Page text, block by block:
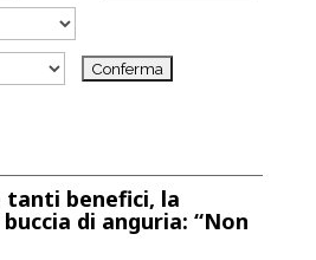
tanti benefici, la
buccia di anguria: “Non